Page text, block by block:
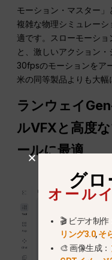
モーション・マスター」
複雑な物理シミュレー
適です。スローモーシ
と、激しいアクション
30fpsのモーションをア
米の同等製品よりも大
ランウェイ
ルVFXと高度
ールに最適
グロ
オール
🎬 ビデオ制
リング3.0,そ
🎨 画像生成：